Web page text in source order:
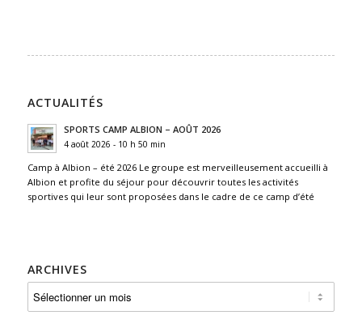
ACTUALITÉS
SPORTS CAMP ALBION – AOÛT 2026
4 août 2026 - 10 h 50 min
Camp à Albion – été 2026 Le groupe est merveilleusement accueilli à
Albion et profite du séjour pour découvrir toutes les activités
sportives qui leur sont proposées dans le cadre de ce camp d’été
ARCHIVES